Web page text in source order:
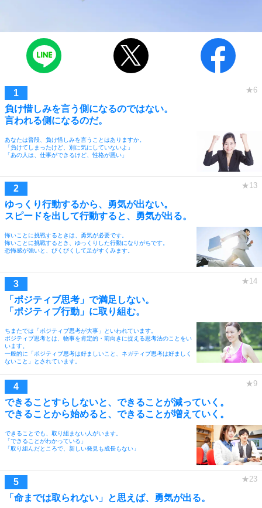
負け惜しみを言う側になるのではない。
言われる側になるのだ。
あなたは普段、負け惜しみを言うことはありますか。
「負けてしまったけど、別に気にしていないよ」
「あの人は、仕事ができるけど、性格が悪い」
ゆっくり行動するから、勇気が出ない。
スピードを出して行動すると、勇気が出る。
怖いことに挑戦するときは、勇気が必要です。
怖いことに挑戦するとき、ゆっくりした行動になりがちです。
恐怖感が強いと、びくびくして足がすくみます。
「ポジティブ思考」で満足しない。
「ポジティブ行動」に取り組む。
ちまたでは「ポジティブ思考が大事」といわれています。
ポジティブ思考とは、物事を肯定的・前向きに捉える思考法のことをい
います。
一般的に「ポジティブ思考は好ましいこと、ネガティブ思考は好ましく
ないこと」とされています。
できることすらしないと、できることが減っていく。
できることから始めると、できることが増えていく。
できることでも、取り組まない人がいます。
「できることがわかっている」
「取り組んだところで、新しい発見も成長もない」
「命までは取られない」と思えば、勇気が出る。